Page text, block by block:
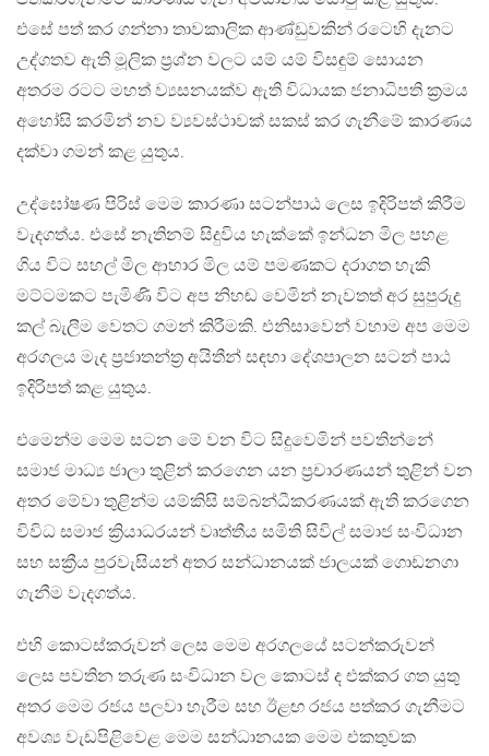
එසේ පත් කර ගන්නා තාවකාලික ආණ්ඩුවකින් රටෙහි දැනට
උද්ගතව ඇති මූලික ප්‍රශ්න වලට යම් යම් විසඳුම් සොයන
අතරම රටට මහත් ව්‍යසනයක්ව ඇති විධායක ජනාධිපති ක්‍රමය
අහෝසි කරමින් නව ව්‍යවස්ථාවක් සකස් කර ගැනීමේ කාරණය
දක්වා ගමන් කළ යුතුය.
උද්ඝෝෂණ පිරිස් මෙම කාරණා සටන්පාඨ ලෙස ඉදිරිපත් කිරීම
වැදගත්ය. එසේ නැතිනම් සිදුවිය හැක්කේ ඉන්ධන මිල පහළ
ගිය විට සහල් මිල ආහාර මිල යම් පමණකට දරාගත හැකි
මට්ටමකට පැමිණි විට අප නිහඬ වෙමින් නැවතත් අර සුපුරුදු
කල් බැලීම වෙතට ගමන් කිරීමකි. එනිසාවෙන් වහාම අප මෙම
අරගලය මැද ප්‍රජාතන්ත්‍ර අයිතීන් සඳහා දේශපාලන සටන් පාඨ
ඉදිරිපත් කළ යුතුය.
එමෙන්ම මෙම සටන මේ වන විට සිදුවෙමින් පවතින්නේ
සමාජ මාධ්‍ය ජාලා තුළින් කරගෙන යන ප්‍රචාරණයන් තුළින් වන
අතර මේවා තුළින්ම යම්කිසි සම්බන්ධීකරණයක් ඇති කරගෙන
විවිධ සමාජ ක්‍රියාධරයන් වෘත්තීය සමිති සිවිල් සමාජ සංවිධාන
සහ සක්‍රීය පුරවැසියන් අතර සන්ධානයක් ජාලයක් ගොඩනගා
ගැනීම වැදගත්ය.
එහි කොටස්කරුවන් ලෙස මෙම අරගලයේ සටන්කරුවන්
ලෙස පවතින තරුණ සංවිධාන වල කොටස් ද එක්කර ගත යුතු
අතර මෙම රජය පලවා හැරීම සහ ඊළඟ රජය පත්කර ගැනීමට
අවශ්‍ය වැඩපිළිවෙළ මෙම සන්ධානයක මෙම එකතුවක